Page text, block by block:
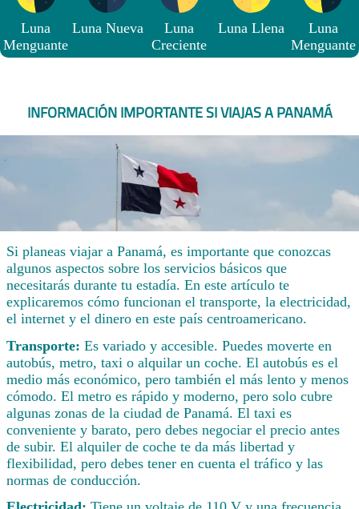
Luna
Menguante
Luna Nueva
Luna
Creciente
Luna Llena
Luna
Menguante
INFORMACIÓN IMPORTANTE SI VIAJAS A PANAMÁ
Si planeas viajar a Panamá, es importante que conozcas
algunos aspectos sobre los servicios básicos que
necesitarás durante tu estadía. En este artículo te
explicaremos cómo funcionan el transporte, la electricidad,
el internet y el dinero en este país centroamericano.
Transporte: Es variado y accesible. Puedes moverte en
autobús, metro, taxi o alquilar un coche. El autobús es el
medio más económico, pero también el más lento y menos
cómodo. El metro es rápido y moderno, pero solo cubre
algunas zonas de la ciudad de Panamá. El taxi es
conveniente y barato, pero debes negociar el precio antes
de subir. El alquiler de coche te da más libertad y
flexibilidad, pero debes tener en cuenta el tráfico y las
normas de conducción.